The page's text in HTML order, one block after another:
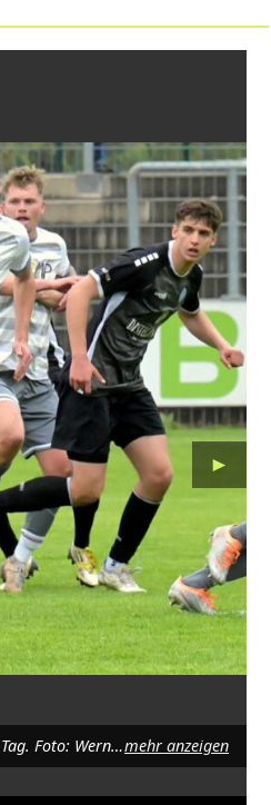
In der letzten Minute stürmte auch Weidens Keeper Lukas Kycek mit nach vorn, doch alles war vergebens an diesem Tag. Foto: Werner Frankenmehr anzeigen
►